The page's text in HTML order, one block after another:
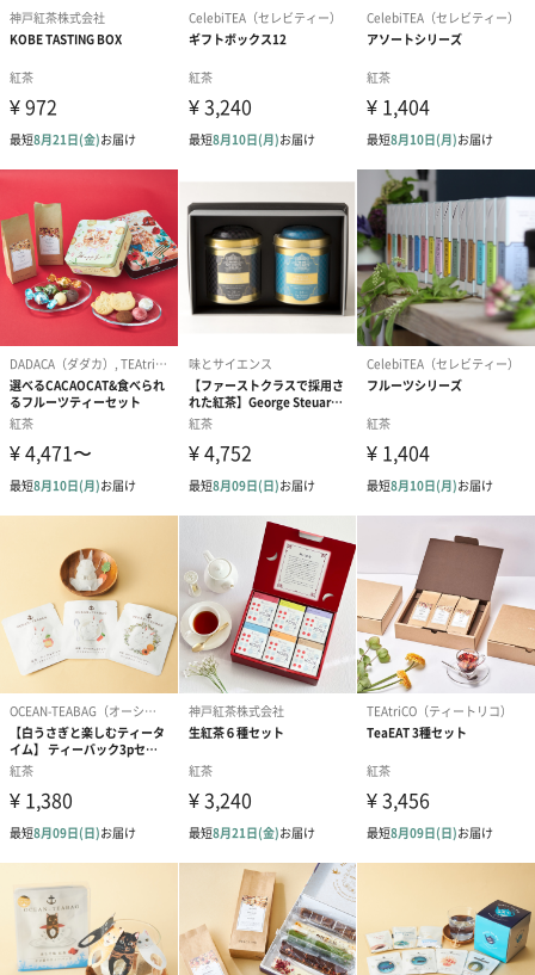
あり（280円）
メッセージカード（通常・写真・グリーティング）
誕生日や結婚祝い・出産祝いなど、様々なシーンのメッセージカ
ードを同梱します。
メッセージカードや封筒のデザインは一部変更する場合がありま
写真付きメッセージカ
ード（680円）
写真付きメッセージカ
ード（Thank you）ピ
ンク（680円）
【誕生日】
Birthday ホワ
刷なし）（
のしカード
商品の形質上、のしを直接添付できない商品にのし風のカードを
同梱します。
※のし下はご記入いただけません。
※カードのデザインは一部変更する場合があります。